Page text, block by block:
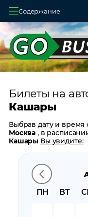
Содержание
Главная
О системе
Оплата и
Возврат
Заказ автобуса
Контакты
Билеты на
Кашары
ПН
ВТ
Выбрав дату и время
Москва, в
Кашары Вы увидите:
время прибытия
время в пути
цену билета